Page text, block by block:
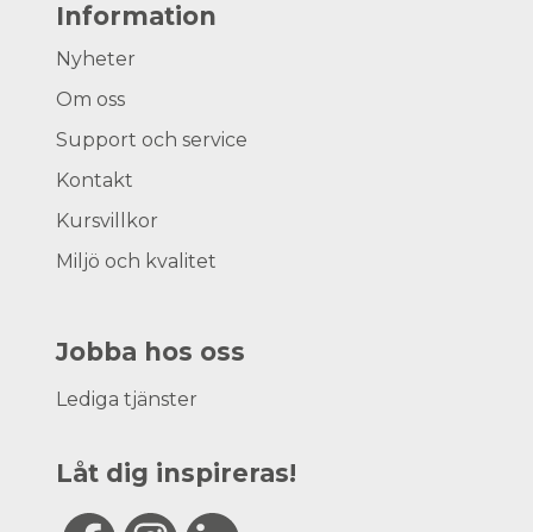
Information
Nyheter
Om oss
Support och service
Kontakt
Kursvillkor
Miljö och kvalitet
Jobba hos oss
Lediga tjänster
Låt dig inspireras!